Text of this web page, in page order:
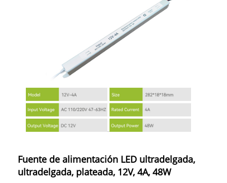
Fuente de alimentación LED ultradelgada,
ultradelgada, plateada, 12V, 4A, 48W